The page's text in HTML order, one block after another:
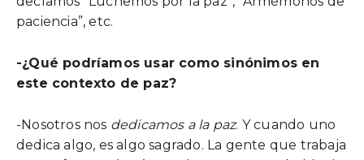
paciencia”, etc.
-¿Qué podríamos usar como sinónimos en
este contexto de paz?
-Nosotros nos dedicamos a la paz. Y cuando uno
dedica algo, es algo sagrado. La gente que trabaja